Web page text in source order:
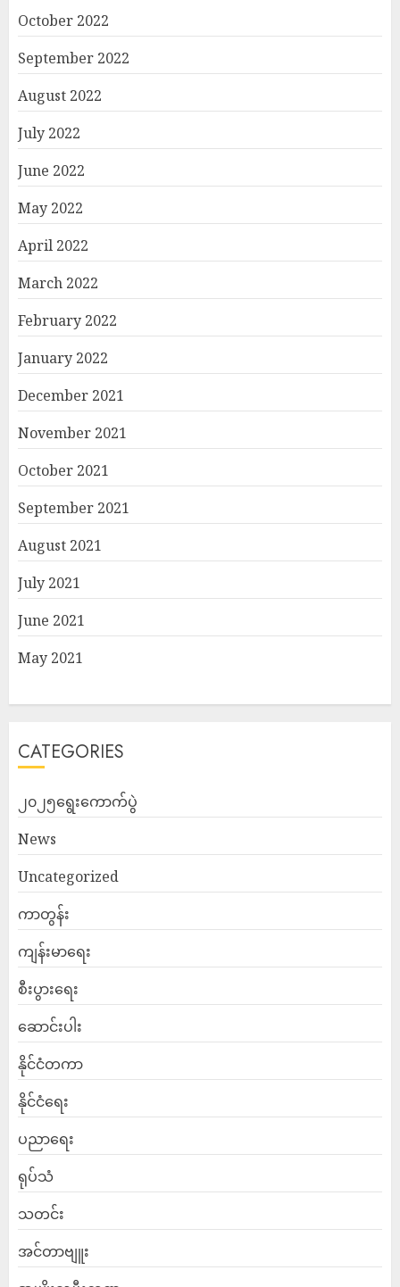
October 2022
September 2022
August 2022
July 2022
June 2022
May 2022
April 2022
March 2022
February 2022
January 2022
December 2021
November 2021
October 2021
September 2021
August 2021
July 2021
June 2021
May 2021
CATEGORIES
၂၀၂၅ရွေးကောက်ပွဲ
News
Uncategorized
ကာတွန်း
ကျန်းမာရေး
စီးပွားရေး
ဆောင်းပါး
နိုင်ငံတကာ
နိုင်ငံရေး
ပညာရေး
ရုပ်သံ
သတင်း
အင်တာဗျူး